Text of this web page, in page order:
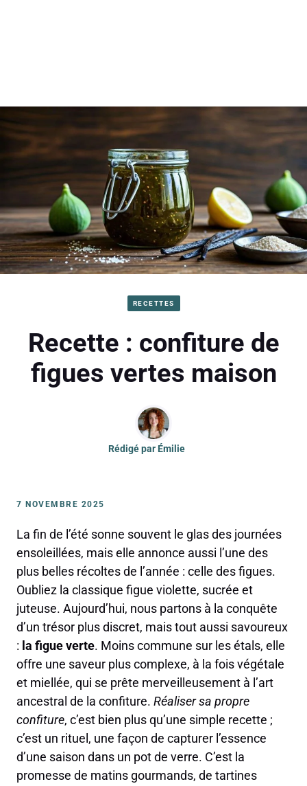
RECETTES
Recette : confiture de
figues vertes maison
Rédigé par Émilie
7 NOVEMBRE 2025
La fin de l’été sonne souvent le glas des journées
ensoleillées, mais elle annonce aussi l’une des
plus belles récoltes de l’année : celle des figues.
Oubliez la classique figue violette, sucrée et
juteuse. Aujourd’hui, nous partons à la conquête
d’un trésor plus discret, mais tout aussi savoureux
: la figue verte. Moins commune sur les étals, elle
offre une saveur plus complexe, à la fois végétale
et miellée, qui se prête merveilleusement à l’art
ancestral de la confiture. Réaliser sa propre
confiture, c’est bien plus qu’une simple recette ;
c’est un rituel, une façon de capturer l’essence
d’une saison dans un pot de verre. C’est la
promesse de matins gourmands, de tartines